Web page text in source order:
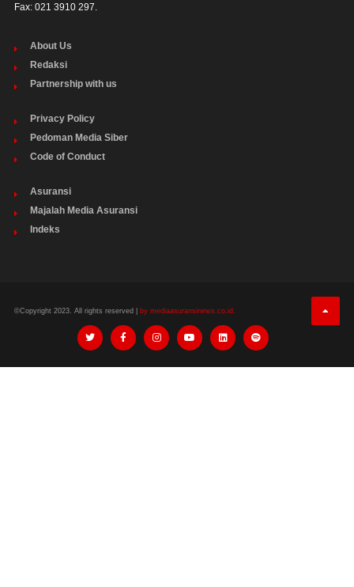
Fax: 021 3910 297.
About Us
Redaksi
Partnership with us
Privacy Policy
Pedoman Media Siber
Code of Conduct
Asuransi
Majalah Media Asuransi
Indeks
©Copyright 2023. All rights reserved | by mediaasuransinews.co.id.